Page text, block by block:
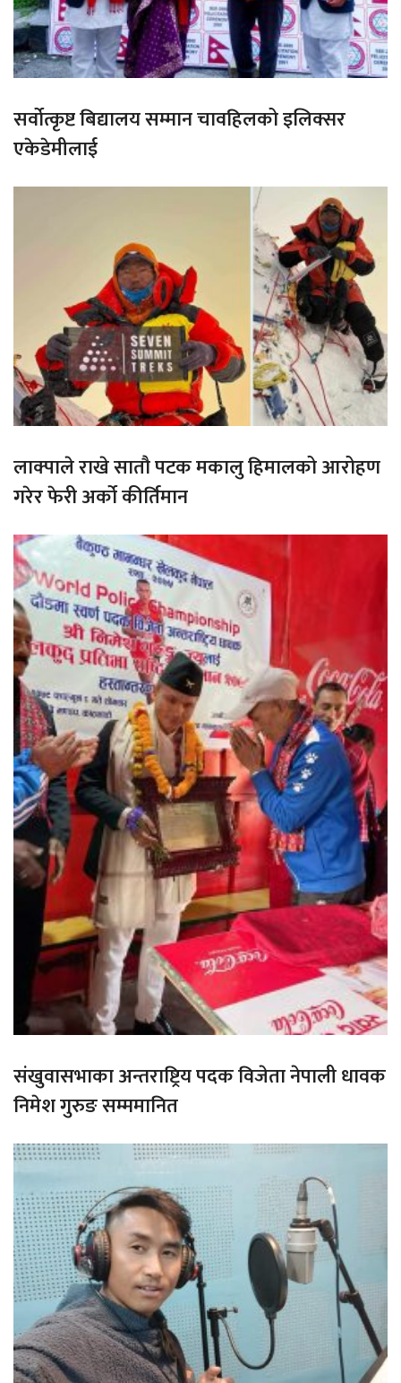
सर्वोत्कृष्ट बिद्यालय सम्मान चावहिलको इलिक्सर
एकेडेमीलाई
लाक्पाले राखे सातौ पटक मकालु हिमालको आरोहण
गरेर फेरी अर्को कीर्तिमान
संखुवासभाका अन्तराष्ट्रिय पदक विजेता नेपाली धावक
निमेश गुरुङ सम्ममानित